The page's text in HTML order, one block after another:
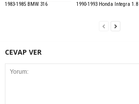
1983-1985 BMW 316 1990-1993 Honda Integra 1.8
CEVAP VER